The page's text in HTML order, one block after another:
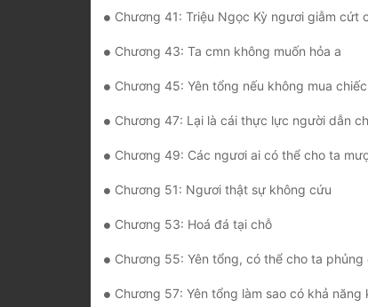
Chương 41: Triệu Ngọc Kỳ ngươi giẫm cứt
Chương 43: Ta cmn không muốn hỏa a
Chương 45: Yên tổng nếu không mua
Chương 47: Lại là cái thực lực người dẫn
Chương 49: Các ngươi ai có thể cho ta
Chương 51: Ngươi thật sự không cứu
Chương 53: Hoá đá tại chỗ
Chương 55: Yên tổng, có thể cho ta phủng
Chương 57: Yên tổng làm sao có khả năng không nỡ